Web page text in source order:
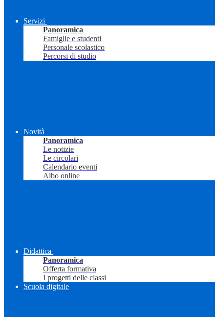
Servizi
Panoramica
Famiglie e studenti
Personale scolastico
Percorsi di studio
Novità
Panoramica
Le notizie
Le circolari
Calendario eventi
Albo online
Didattica
Panoramica
Offerta formativa
I progetti delle classi
Scuola digitale